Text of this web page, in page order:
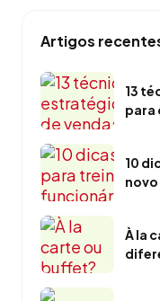
Artigos
13
para
10
À la